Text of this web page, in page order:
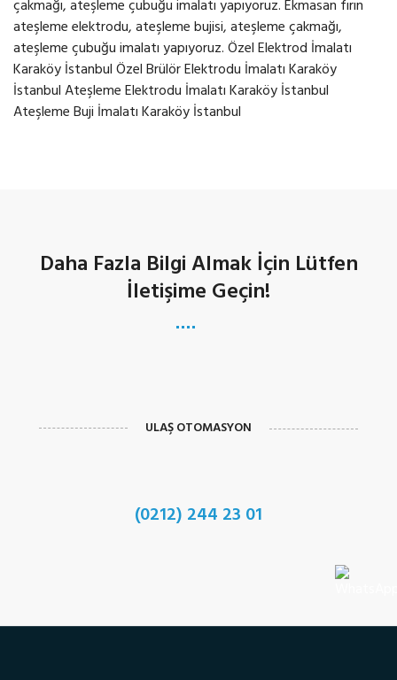
Daha Fazla Bilgi Almak İçin Lütfen
İletişime Geçin!
ULAŞ OTOMASYON
(0212) 244 23 01